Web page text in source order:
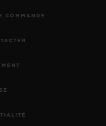
COMMANDE